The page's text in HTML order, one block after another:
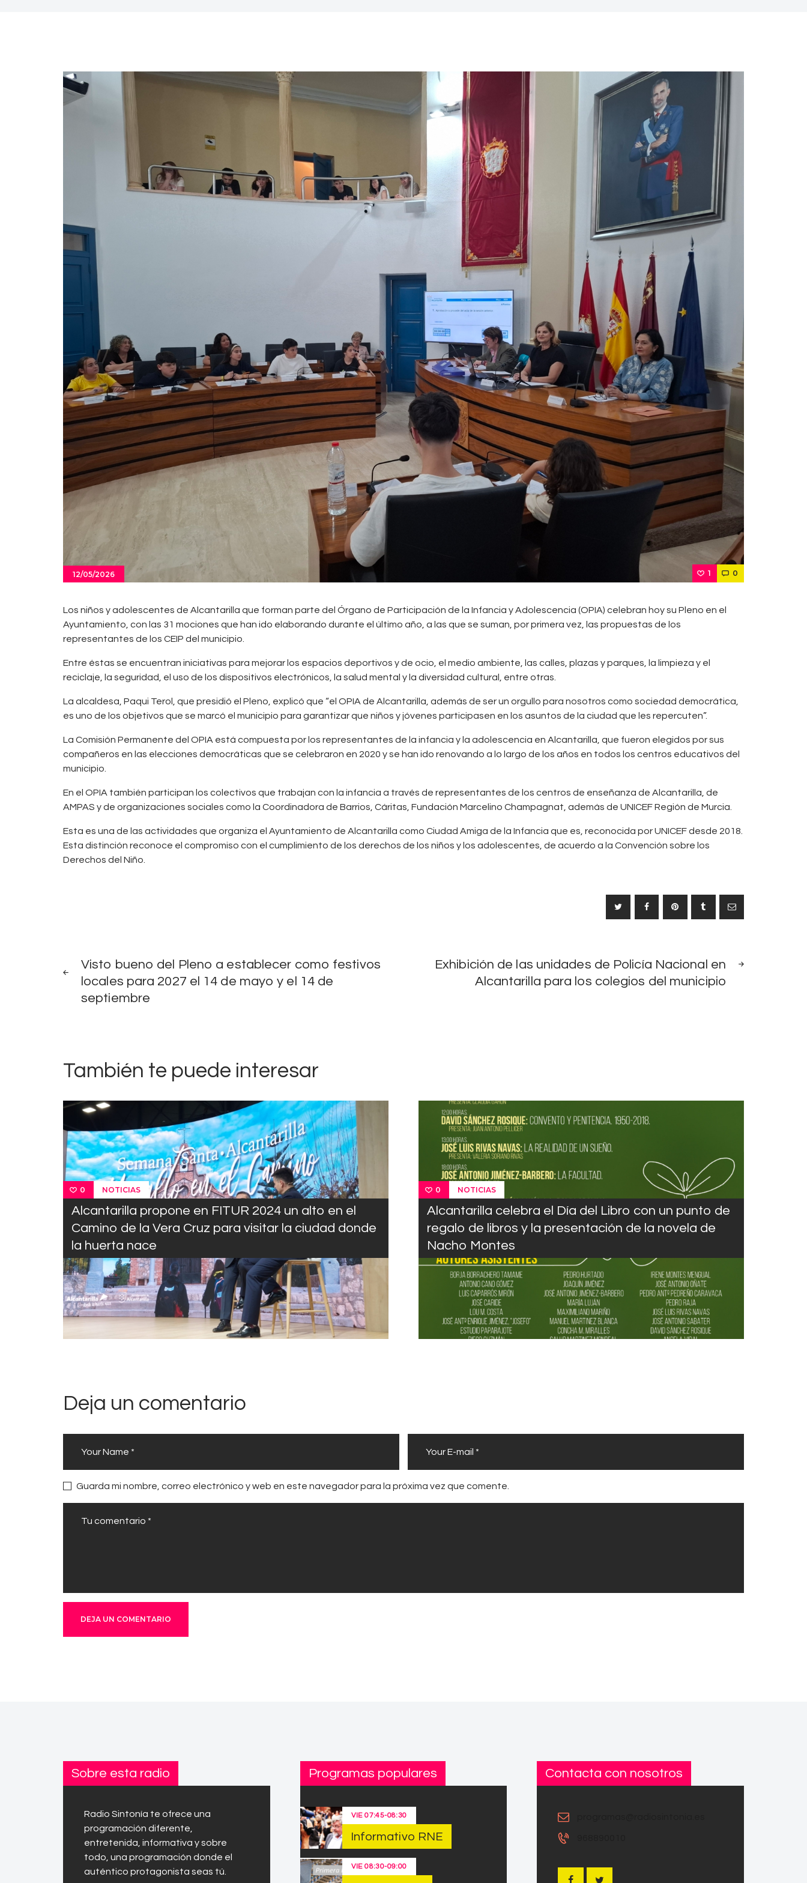
12/05/2026 1 0
Los niños y adolescentes de Alcantarilla que forman parte del Órgano de Participación de la Infancia y Adolescencia (OPIA) celebran hoy su Pleno en el
Ayuntamiento, con las 31 mociones que han ido elaborando durante el último año, a las que se suman, por primera vez, las propuestas de los
representantes de los CEIP del municipio.
Entre éstas se encuentran iniciativas para mejorar los espacios deportivos y de ocio, el medio ambiente, las calles, plazas y parques, la limpieza y el
reciclaje, la seguridad, el uso de los dispositivos electrónicos, la salud mental y la diversidad cultural, entre otras.
La alcaldesa, Paqui Terol, que presidió el Pleno, explicó que “el OPIA de Alcantarilla, además de ser un orgullo para nosotros como sociedad democrática,
es uno de los objetivos que se marcó el municipio para garantizar que niños y jóvenes participasen en los asuntos de la ciudad que les repercuten”.
La Comisión Permanente del OPIA está compuesta por los representantes de la infancia y la adolescencia en Alcantarilla, que fueron elegidos por sus
compañeros en las elecciones democráticas que se celebraron en 2020 y se han ido renovando a lo largo de los años en todos los centros educativos del
municipio.
En el OPIA también participan los colectivos que trabajan con la infancia a través de representantes de los centros de enseñanza de Alcantarilla, de
AMPAS y de organizaciones sociales como la Coordinadora de Barrios, Cáritas, Fundación Marcelino Champagnat, además de UNICEF Región de Murcia.
Esta es una de las actividades que organiza el Ayuntamiento de Alcantarilla como Ciudad Amiga de la Infancia que es, reconocida por UNICEF desde 2018.
Esta distinción reconoce el compromiso con el cumplimiento de los derechos de los niños y los adolescentes, de acuerdo a la Convención sobre los
Derechos del Niño.
Navegación
de
entradas
ANTERIORES
Visto bueno del Pleno a establecer como festivos
locales para 2027 el 14 de mayo y el 14 de
septiembre
NOTICIA
Exhibición de las unidades de Policía Nacional en
Alcantarilla para los colegios del municipio
También te puede interesar
0 NOTICIAS
Alcantarilla propone en FITUR 2024 un alto en el
Camino de la Vera Cruz para visitar la ciudad donde
la huerta nace
0 NOTICIAS
Alcantarilla celebra el Día del Libro con un punto de
regalo de libros y la presentación de la novela de
Nacho Montes
Deja un comentario
Guarda mi nombre, correo electrónico y web en este navegador para la próxima vez que comente.
Sobre esta radio
Radio Sintonía te ofrece una
programación diferente,
entretenida, informativa y sobre
todo, una programación donde el
auténtico protagonista seas tú.
Programas populares
VIE07:45-08:30
Informativo RNE
VIE08:30-09:00
Contacta con nosotros